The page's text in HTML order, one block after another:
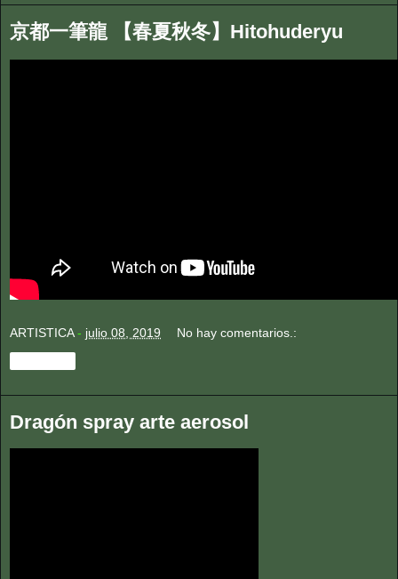
京都一筆龍 【春夏秋冬】Hitohuderyu
ARTISTICA - julio 08, 2019 No hay comentarios.:
Dragón spray arte aerosol